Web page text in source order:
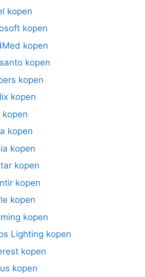
kopen
kopen
kopen
kopen
kopen
kopen
kopen
kopen
kopen
kopen
kopen
kopen
kopen
Lighting kopen
kopen
kopen